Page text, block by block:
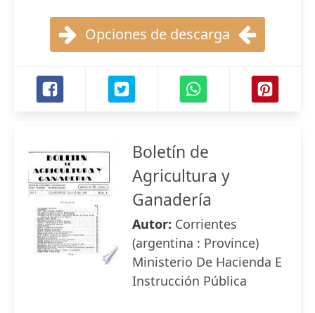
Opciones de descarga
Boletín de
Agricultura y
Ganadería
Autor: Corrientes
(argentina : Province)
Ministerio De Hacienda E
Instrucción Pública